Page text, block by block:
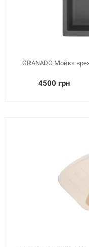
GRANADO Мойка
4500 грн